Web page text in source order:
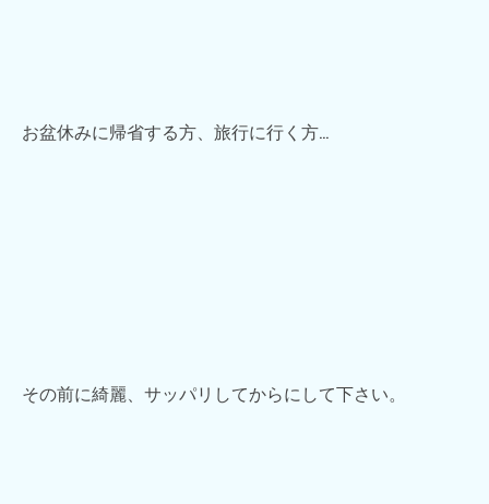
お盆休みに帰省する方、旅行に行く方…
その前に綺麗、サッパリしてからにして下さい。